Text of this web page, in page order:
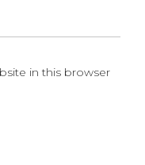
in this browser